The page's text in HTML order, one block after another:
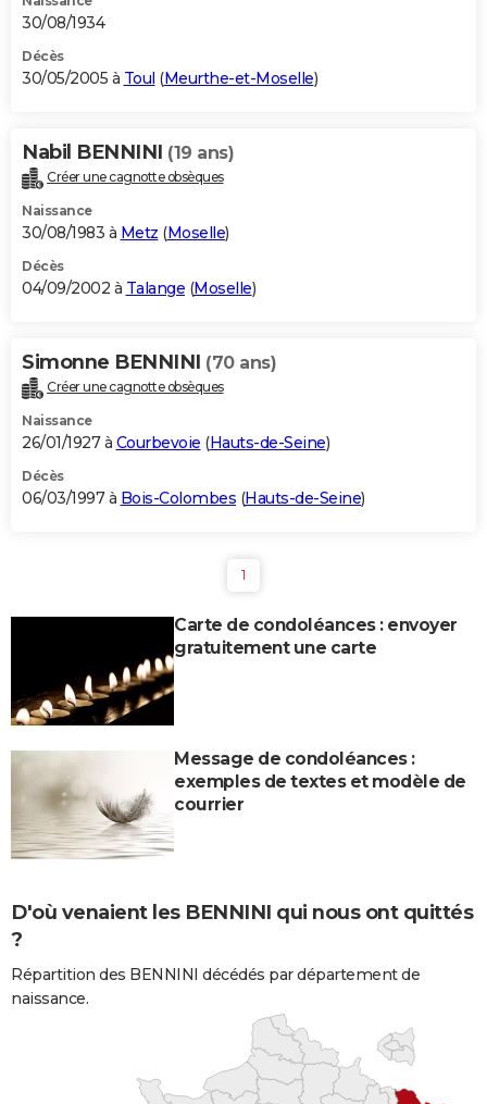
30/08/1934
Décès
30/05/2005 à Toul (Meurthe-et-Moselle)
Nabil BENNINI (19 ans)
Créer une cagnotte obsèques
Naissance
30/08/1983 à Metz (Moselle)
Décès
04/09/2002 à Talange (Moselle)
Simonne BENNINI (70 ans)
Créer une cagnotte obsèques
Naissance
26/01/1927 à Courbevoie (Hauts-de-Seine)
Décès
06/03/1997 à Bois-Colombes (Hauts-de-Seine)
1
Carte de condoléances : envoyer
gratuitement une carte
Message de condoléances :
exemples de textes et modèle de
courrier
D'où venaient les BENNINI qui nous ont quittés
?
Répartition des BENNINI décédés par département de
naissance.